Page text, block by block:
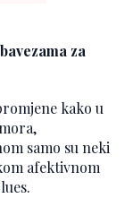
za
kako u
samo su neki
afektivnom